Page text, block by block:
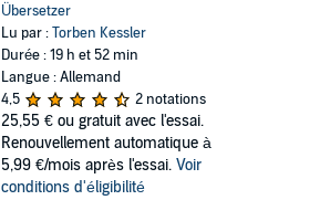
Übersetzer
Lu par :Torben Kessler
Durée : 19 h et 52 min
Langue : Allemand
4,5
2 notations
25,55 € ou gratuit avec l'essai.
Renouvellement automatique à
5,99 €/mois après l'essai. Voir
conditions d'éligibilité